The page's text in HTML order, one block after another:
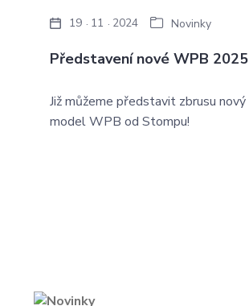
Představení nové WPB 2025
19 11 2024 Novinky
Již můžeme představit zbrusu nový
model WPB od Stompu!